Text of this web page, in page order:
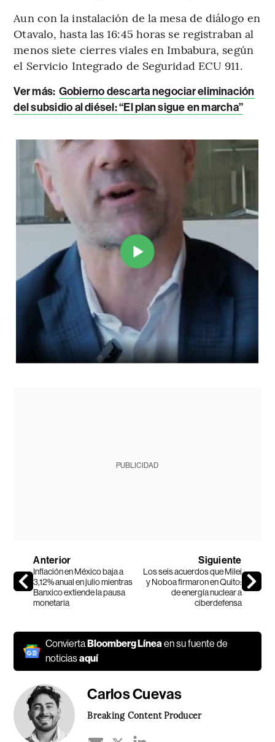
Aun con la instalación de la mesa de diálogo en
Otavalo, hasta las 16:45 horas se registraban al
menos siete cierres viales en Imbabura, según
el Servicio Integrado de Seguridad ECU 911.
Ver más: Gobierno descarta negociar eliminación
del subsidio al diésel: “El plan sigue en marcha”
PUBLICIDAD
Anterior
Inflación en México baja a
3,12% anual en julio mientras
Banxico extiende la pausa
monetaria
Siguiente
Los seis acuerdos que Milei
y Noboa firmaron en Quito:
de energía nuclear a
ciberdefensa
ConviertaBloomberg Líneaen su fuente de
noticiasaquí
Carlos Cuevas
Breaking Content Producer